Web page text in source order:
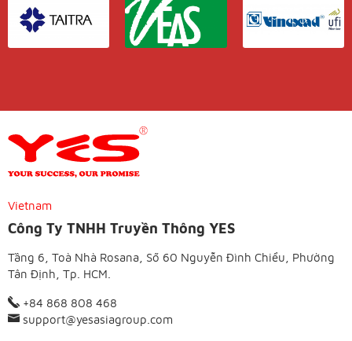
Vietnam
Công Ty TNHH Truyền Thông YES
Tầng 6, Toà Nhà Rosana, Số 60 Nguyễn Đình Chiểu, Phường
Tân Định, Tp. HCM.
+84 868 808 468
support@yesasiagroup.com